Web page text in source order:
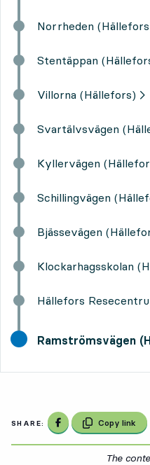
Norrheden
Stentäppan
Villorna (Hällefors)
Svartälvsvägen
Kyllervägen
Schillingvägen
Bjässevägen
Klockarhagsskolan
Hällefors
final destination,
Ramströmsvägen
SHARE: Share on Facebook
Copy link
The